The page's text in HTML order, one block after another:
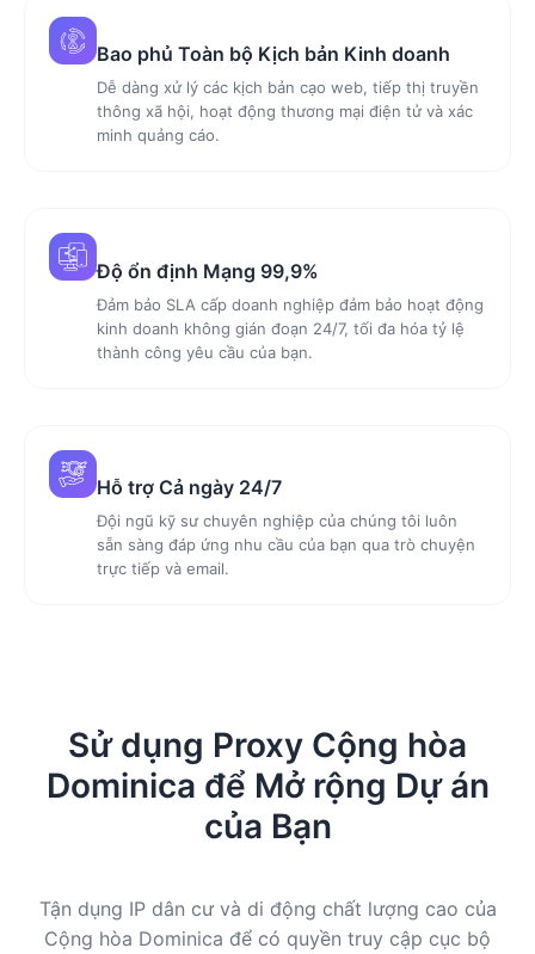
Bao phủ Toàn bộ Kịch bản Kinh doanh
Dễ dàng xử lý các kịch bản cạo web, tiếp thị truyền
thông xã hội, hoạt động thương mại điện tử và xác
minh quảng cáo.
Độ ổn định Mạng 99,9%
Đảm bảo SLA cấp doanh nghiệp đảm bảo hoạt động
kinh doanh không gián đoạn 24/7, tối đa hóa tỷ lệ
thành công yêu cầu của bạn.
Hỗ trợ Cả ngày 24/7
Đội ngũ kỹ sư chuyên nghiệp của chúng tôi luôn
sẵn sàng đáp ứng nhu cầu của bạn qua trò chuyện
trực tiếp và email.
Sử dụng Proxy Cộng hòa
Dominica để Mở rộng Dự án
của Bạn
Tận dụng IP dân cư và di động chất lượng cao của
Cộng hòa Dominica để có quyền truy cập cục bộ